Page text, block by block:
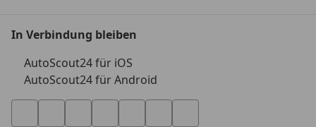
In Verbindung bleiben
AutoScout24 für iOS
AutoScout24 für Android